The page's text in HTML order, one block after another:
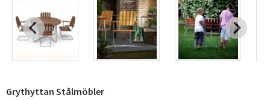
Grythyttan Stålmöbler